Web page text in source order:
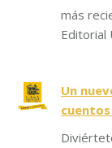
más
Editorial
Un